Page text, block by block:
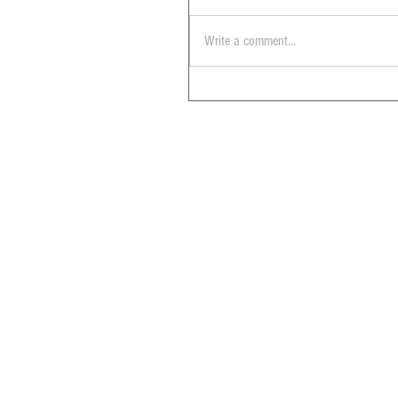
Write a comment...